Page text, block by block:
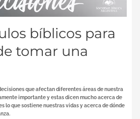
bíblicos para
tomar una
que afectan diferentes áreas de nuestra
importante y estas dicen mucho acerca de
lo que sostiene nuestras vidas y acerca de dónde